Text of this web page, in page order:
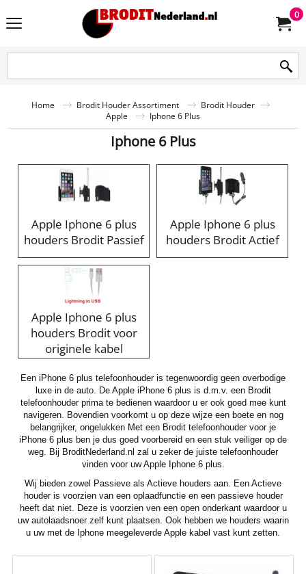
0
Home Brodit Houder Assortiment
Brodit Houder
Apple
Iphone 6 Plus
Iphone 6 Plus
Apple Iphone 6 plus
houders Brodit Passief
Apple Iphone 6 plus
houders Brodit Actief
Apple Iphone 6 plus
houders Brodit voor
originele kabel
Een iPhone 6 plus telefoonhouder is tegenwoordig geen overbodige
luxe in de auto. De Apple iPhone 6 plus is d.m.v. een Brodit
telefoonhouder prima te bedienen waardoor u er ook goed mee kunt
navigeren. Bovendien voorkomt u op deze wijze een boete en nog
belangrijker, ongelukken Met een Brodit telefoonhouder voor je
iPhone 6 plus ben je dus goed voorbereid en een stuk veiliger op de
weg. Bij BroditNederland.nl zal u zeker de juiste telefoonhouder
vinden voor uw Apple Iphone 6 plus.
Wij bieden zowel Passieve als Actieve houders aan. Een Actieve
houder is voorzien van een oplaadfunctie en een passieve houder
heeft dat niet. Deze is voorzien ven een open onderkant waardoor u
uw autolaadsnoer zelf kunt plaatsen. Ook hebben we houders waarin
u uw met de Iphone meegeleverde Apple kabel vast kunt zetten.